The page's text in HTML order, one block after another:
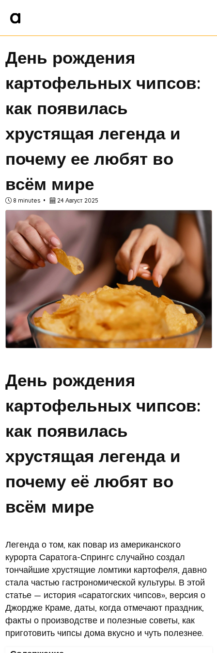
День рождения
картофельных чипсов:
как появилась
хрустящая легенда и
почему ее любят во
всём мире
8 minutes 24 Август 2025
День рождения
картофельных чипсов:
как появилась
хрустящая легенда и
почему её любят во
всём мире
Легенда о том, как повар из американского
курорта Саратога-Спрингс случайно создал
тончайшие хрустящие ломтики картофеля, давно
стала частью гастрономической культуры. В этой
статье — история «саратогских чипсов», версия о
Джордже Краме, даты, когда отмечают праздник,
факты о производстве и полезные советы, как
приготовить чипсы дома вкусно и чуть полезнее.